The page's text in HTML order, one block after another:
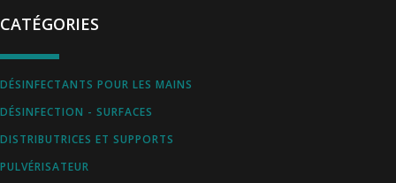
CATÉGORIES
DÉSINFECTANTS POUR LES MAINS
DÉSINFECTION - SURFACES
DISTRIBUTRICES ET SUPPORTS
PULVÉRISATEUR